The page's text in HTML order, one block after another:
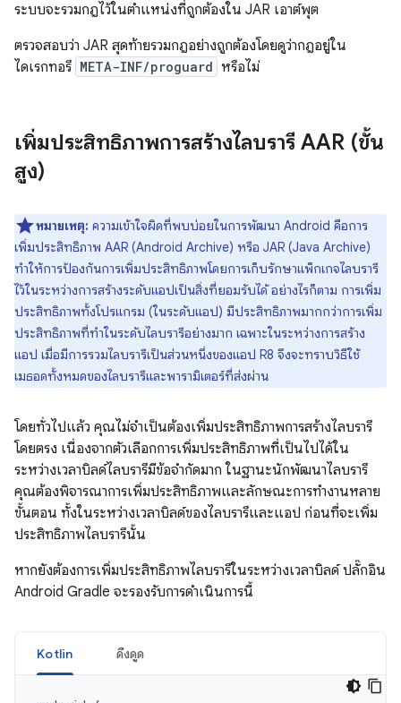
ระบบจะรวมกฎไว้ในตำแหน่งที่ถูกต้องใน JAR เอาต์พุต
ตรวจสอบว่า JAR สุดท้ายรวมกฎอย่างถูกต้องโดยดูว่ากฎอยู่ใน
ไดเรกทอรี META-INF/proguard หรือไม่
เพิ่มประสิทธิภาพการสร้างไลบรารี AAR (ขั้น
สูง)
หมายเหตุ: ความเข้าใจผิดที่พบบ่อยในการพัฒนา Android คือการ
เพิ่มประสิทธิภาพ AAR (Android Archive) หรือ JAR (Java Archive)
ทำให้การป้องกันการเพิ่มประสิทธิภาพโดยการเก็บรักษาแพ็กเกจไลบรารี
ไว้ในระหว่างการสร้างระดับแอปเป็นสิ่งที่ยอมรับได้ อย่างไรก็ตาม การเพิ่ม
ประสิทธิภาพทั้งโปรแกรม (ในระดับแอป) มีประสิทธิภาพมากกว่าการเพิ่ม
ประสิทธิภาพที่ทำในระดับไลบรารีอย่างมาก เฉพาะในระหว่างการสร้าง
แอป เมื่อมีการรวมไลบรารีเป็นส่วนหนึ่งของแอป R8 จึงจะทราบวิธีใช้
เมธอดทั้งหมดของไลบรารีและพารามิเตอร์ที่ส่งผ่าน
โดยทั่วไปแล้ว คุณไม่จำเป็นต้องเพิ่มประสิทธิภาพการสร้างไลบรารี
โดยตรง เนื่องจากตัวเลือกการเพิ่มประสิทธิภาพที่เป็นไปได้ใน
ระหว่างเวลาบิลด์ไลบรารีมีข้อจำกัดมาก ในฐานะนักพัฒนาไลบรารี
คุณต้องพิจารณาการเพิ่มประสิทธิภาพและลักษณะการทำงานหลาย
ขั้นตอน ทั้งในระหว่างเวลาบิลด์ของไลบรารีและแอป ก่อนที่จะเพิ่ม
ประสิทธิภาพไลบรารีนั้น
หากยังต้องการเพิ่มประสิทธิภาพไลบรารีในระหว่างเวลาบิลด์ ปลั๊กอิน
Android Gradle จะรองรับการดำเนินการนี้
Kotlin ดึงดูด